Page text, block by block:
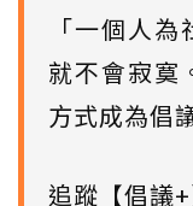
「一個人
就不會寂寞
方式成為倡
追蹤【倡議+